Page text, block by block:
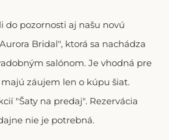
do pozornosti aj našu novú
Bridal", ktorá sa nachádza
salónom. Je vhodná pre
záujem len o kúpu šiat.
"Šaty na predaj". Rezervácia
nie je potrebná.